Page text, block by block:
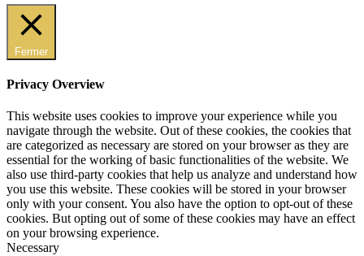
Fermer
Privacy Overview
This website uses cookies to improve your experience while you
navigate through the website. Out of these cookies, the cookies that
are categorized as necessary are stored on your browser as they are
essential for the working of basic functionalities of the website. We
also use third-party cookies that help us analyze and understand how
you use this website. These cookies will be stored in your browser
only with your consent. You also have the option to opt-out of these
cookies. But opting out of some of these cookies may have an effect
on your browsing experience.
Necessary